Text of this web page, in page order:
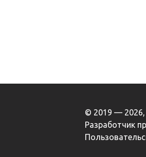
© 2019 —
Разработчик